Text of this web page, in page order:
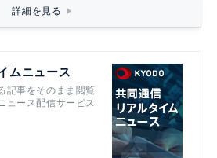
詳細を見る
ムニュース
記事をそのまま閲覧
ュース配信サービス